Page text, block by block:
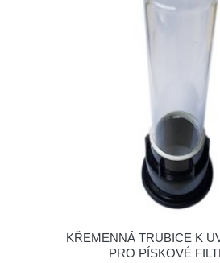
KŘEMENNÁ TRUBICE K
PRO PÍSKOVÉ